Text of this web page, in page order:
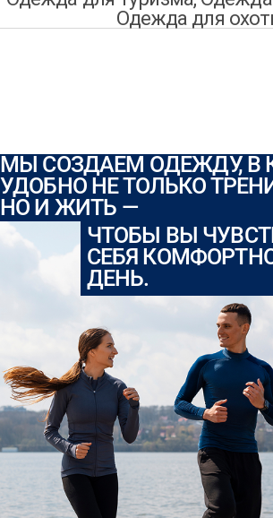
Одежда для
МЫ СОЗДАЕМ ОДЕЖДУ, В
УДОБНО НЕ ТОЛЬКО
НО И ЖИТЬ —
ЧТОБЫ ВЫ
СЕБЯ
ДЕНЬ.